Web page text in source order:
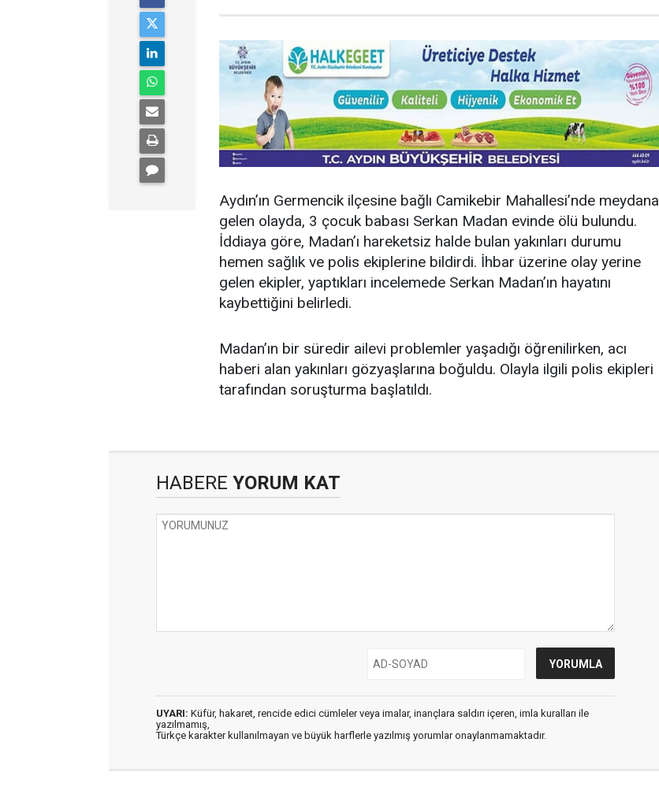
Aydın’ın Germencik ilçesine bağlı Camikebir Mahallesi’nde meydana
gelen olayda, 3 çocuk babası Serkan Madan evinde ölü bulundu.
İddiaya göre, Madan’ı hareketsiz halde bulan yakınları durumu
hemen sağlık ve polis ekiplerine bildirdi. İhbar üzerine olay yerine
gelen ekipler, yaptıkları incelemede Serkan Madan’ın hayatını
kaybettiğini belirledi.
Madan’ın bir süredir ailevi problemler yaşadığı öğrenilirken, acı
haberi alan yakınları gözyaşlarına boğuldu. Olayla ilgili polis ekipleri
tarafından soruşturma başlatıldı.
HABERE YORUM KAT
UYARI: Küfür, hakaret, rencide edici cümleler veya imalar, inançlara saldırı içeren, imla kuralları ile
yazılmamış,
Türkçe karakter kullanılmayan ve büyük harflerle yazılmış yorumlar onaylanmamaktadır.